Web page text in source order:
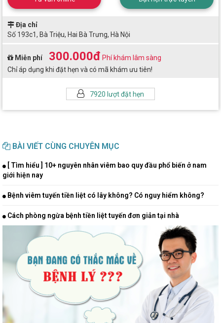
7920 lượt đặt hẹn
Địa chỉ
Số 193c1, Bà Triệu, Hai Bà Trưng, Hà Nội
Miễn phí 300.000đ Phí khám lâm sàng
Chỉ áp dụng khi đặt hẹn và có mã khám ưu tiên!
BÀI VIẾT CÙNG CHUYÊN MỤC
[ Tìm hiểu ] 10+ nguyên nhân viêm bao quy đầu phổ biến ở nam
giới hiện nay
Bệnh viêm tuyến tiền liệt có lây không? Có nguy hiểm không?
Cách phòng ngừa bệnh tiền liệt tuyến đơn giản tại nhà